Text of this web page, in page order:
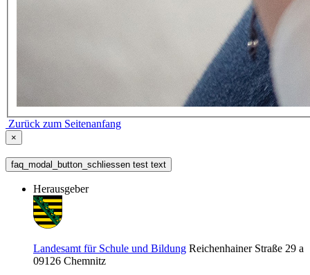
Zurück zum Seitenanfang
×
faq_modal_button_schliessen test text
Herausgeber
Landesamt für Schule und Bildung Reichenhainer Straße 29 a
09126 Chemnitz